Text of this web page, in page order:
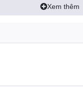
Xem thêm